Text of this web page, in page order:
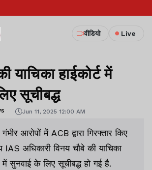
वीडियो Live
याचिका हाईकोर्ट में
सूचीबद्ध
Jun 11, 2025 12:00 AM
आरोपों में ACB द्वारा गिरफ्तार किए
IAS अधिकारी विनय चौबे की याचिका
में सुनवाई के लिए सूचीबद्ध हो गई है.